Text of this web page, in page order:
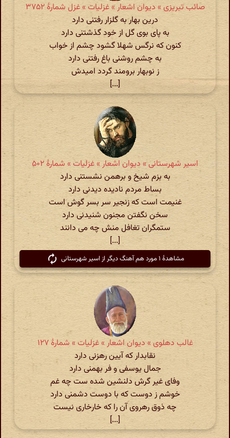
صائب تبریزی » دیوان اشعار » غزلیات » غزل شمارهٔ ۳۷۵۲
درین بهار به گلزار رفتنی دارد
به پای بوی گل از خود گذشتنی دارد
کنون که نرگس شهلا گشود چشم از خواب
به چشم روشنی باغ رفتنی دارد
ز نوبهار برومند گردد امیدش
[...]
اسیر شهرستانی » دیوان اشعار » غزلیات » شمارهٔ ۵۰۲
به بزم شیخ و برهمن نشستنی دارد
بساط مردم نادیده دیدنی دارد
غنیمت است که زنجیر سر بسر گوش است
سخن نگفتن مجنون شنیدنی دارد
ستمگران تغافل منش چه می دانند
[...]
مشاهدهٔ ۱ مورد هم آهنگ دیگر از اسیر شهرستانی
غالب دهلوی » دیوان اشعار » غزلیات » شمارهٔ ۱۲۷
نقابدار که آیین رهزنی دارد
جمال یوسفی و فر بهمنی دارد
وفای غیر گرش دلنشین شده ست چه غم
خوشم ز دوست که با دوست دشمنی دارد
چه ذوق رهروی آن را که خارخاری نیست
[...]